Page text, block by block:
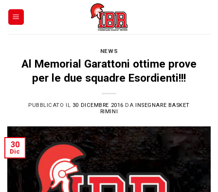
NEWS
Al Memorial Garattoni ottime prove
per le due squadre Esordienti!!!
PUBBLICATO IL 30 DICEMBRE 2016 DAINSEGNARE BASKET
RIMINI
30
Dic